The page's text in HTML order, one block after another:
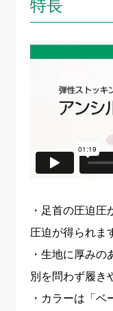
・足首の圧迫
圧迫が得られま
・生地に厚み
別を問わず履き
・カラーは「